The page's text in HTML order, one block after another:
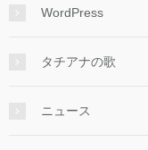
WordPress
タチアナの歌
ニュース